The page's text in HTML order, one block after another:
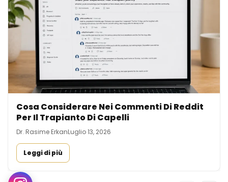
Cosa Considerare Nei Commenti Di Reddit
Per Il Trapianto Di Capelli
Dr. Rasime ErkanLuglio 13, 2026
Leggi di più